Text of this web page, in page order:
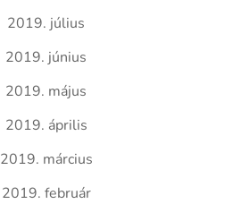
2019. július
2019. június
2019. május
2019. április
2019. március
2019. február